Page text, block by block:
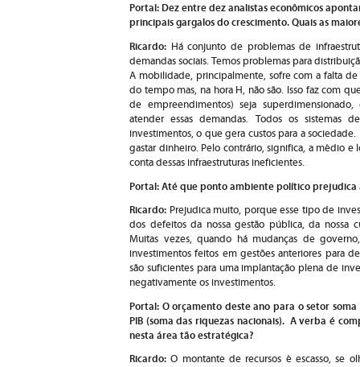
Portal: Dez entre dez analistas econômicos
principais gargalos do crescimento. Quais as
Ricardo: Há conjunto de problemas de
demandas sociais. Temos problemas para
A mobilidade, principalmente, sofre com a falta
do tempo mas, na hora H, não são. Isso faz com
de empreendimentos) seja
atender essas demandas. Todos os sistemas
investimentos, o que gera custos para a
gastar dinheiro. Pelo contrário, significa, a médio
conta dessas infraestruturas ineficientes.
Portal: Até que ponto ambiente político prejudica
Ricardo: Prejudica muito, porque esse tipo de
dos defeitos da nossa gestão pública, da nossa
Muitas vezes, quando há mudanças de
investimentos feitos em gestões anteriores para
são suficientes para uma implantação plena de
negativamente os investimentos.
Portal: O orçamento deste ano para o setor
PIB (soma das riquezas nacionais). A verba é
nesta área tão estratégica?
Ricardo:O montante de recursos é escasso, se